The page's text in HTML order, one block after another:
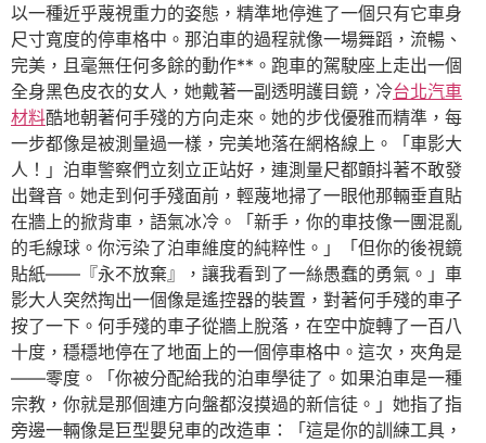
以一種近乎蔑視重力的姿態，精準地停進了一個只有它車身
尺寸寬度的停車格中。那泊車的過程就像一場舞蹈，流暢、
完美，且毫無任何多餘的動作**。跑車的駕駛座上走出一個
全身黑色皮衣的女人，她戴著一副透明護目鏡，冷台北汽車
材料酷地朝著何手殘的方向走來。她的步伐優雅而精準，每
一步都像是被測量過一樣，完美地落在網格線上。「車影大
人！」泊車警察們立刻立正站好，連測量尺都顫抖著不敢發
出聲音。她走到何手殘面前，輕蔑地掃了一眼他那輛垂直貼
在牆上的掀背車，語氣冰冷。「新手，你的車技像一團混亂
的毛線球。你污染了泊車維度的純粹性。」「但你的後視鏡
貼紙——『永不放棄』，讓我看到了一絲愚蠢的勇氣。」車
影大人突然掏出一個像是遙控器的裝置，對著何手殘的車子
按了一下。何手殘的車子從牆上脫落，在空中旋轉了一百八
十度，穩穩地停在了地面上的一個停車格中。這次，夾角是
——零度。「你被分配給我的泊車學徒了。如果泊車是一種
宗教，你就是那個連方向盤都沒摸過的新信徒。」她指了指
旁邊一輛像是巨型嬰兒車的改造車：「這是你的訓練工具，